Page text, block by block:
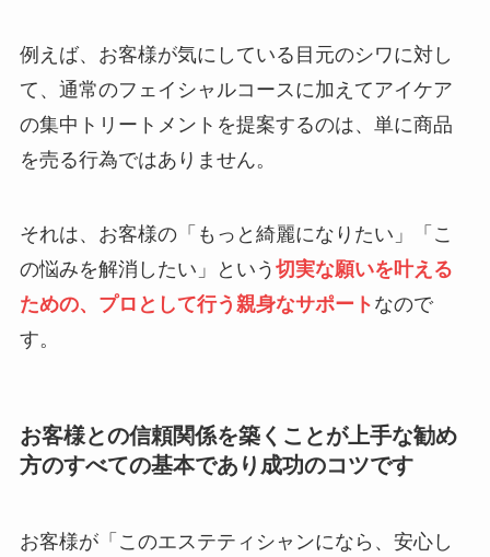
例えば、お客様が気にしている目元のシワに対し
て、通常のフェイシャルコースに加えてアイケア
の集中トリートメントを提案するのは、単に商品
を売る行為ではありません。
それは、お客様の「もっと綺麗になりたい」「こ
の悩みを解消したい」という 切実な願いを叶える
ための、プロとして行う親身なサポート なので
す。
お客様との信頼関係を築くことが上手な勧め
方のすべての基本であり成功のコツです
お客様が「このエステティシャンになら、安心し